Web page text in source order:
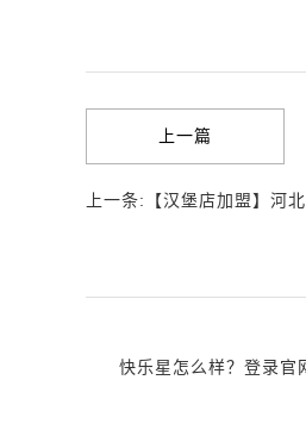
上一篇
上一条:【汉堡店加盟】河
快乐星怎么样？登录官